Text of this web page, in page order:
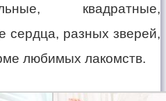
квадратные,
сердца, разных зверей,
любимых лакомств.